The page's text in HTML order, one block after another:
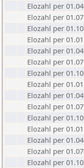
Elozahl per
Elozahl per
Elozahl per
Elozahl per
Elozahl per
Elozahl per
Elozahl per
Elozahl per
Elozahl per
Elozahl per
Elozahl per
Elozahl per
Elozahl per
Elozahl per
Elozahl per